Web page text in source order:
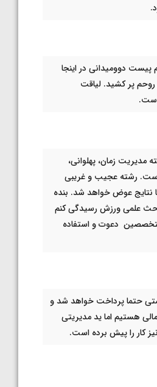
پیست دوومیدانی در اینجا
پر کشید. لیاقت
است.
مدیریت زمان، پهلوانی،
است. رشته عجیب و غریبی
نتایج عوض خواهد شد. بنده
علمی ورزش رسیدگی کنم
دعوت و استفاده
حتما پرداخت خواهد شد و
هستیم اما ید مدیریتی
کار را پیش برده است.